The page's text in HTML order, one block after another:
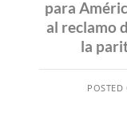
para
al reclamo
la
POSTED